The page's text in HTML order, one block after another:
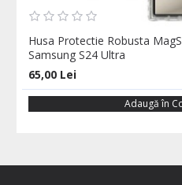
Husa Protectie Robusta
Samsung S24 Ultra
65,00 Lei
Adaugă în